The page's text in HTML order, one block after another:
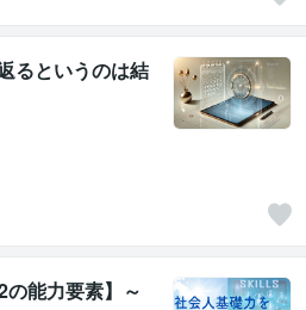
るというのは結
能力要素】～